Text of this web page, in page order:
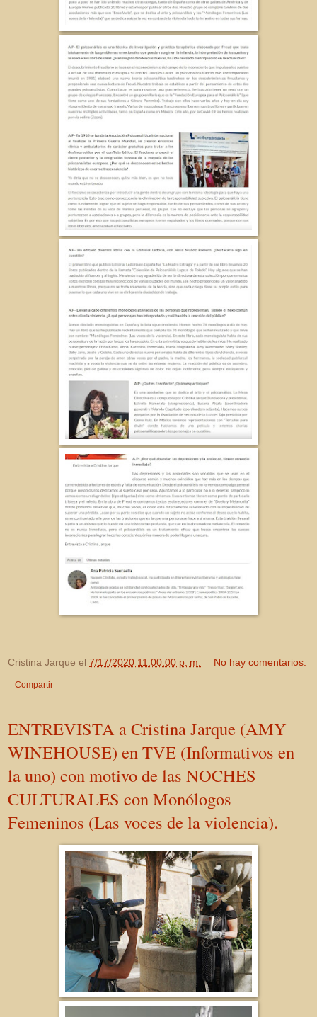
Cristina Jarque el 7/17/2020 11:00:00 p. m. No hay comentarios:
Compartir
ENTREVISTA a Cristina Jarque (AMY
WINEHOUSE) en TVE (Informativos en
la uno) con motivo de las NOCHES
CULTURALES con Monólogos
Femeninos (Las voces de la violencia).